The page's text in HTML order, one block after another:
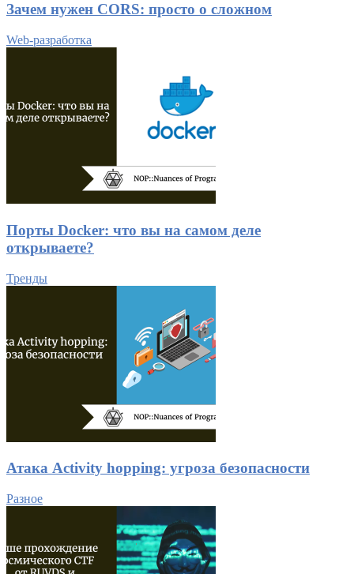
Зачем нужен CORS: просто о сложном
Web-разработка
Порты Docker: что вы на самом деле
открываете?
Тренды
Атака Activity hopping: угроза безопасности
Разное